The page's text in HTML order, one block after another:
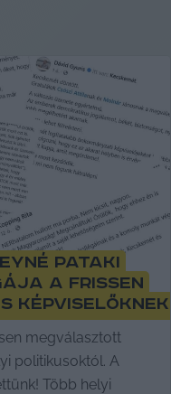
Pataki
a frissen
képviselőknek
megválasztott
politikusoktól. A
Több helyi